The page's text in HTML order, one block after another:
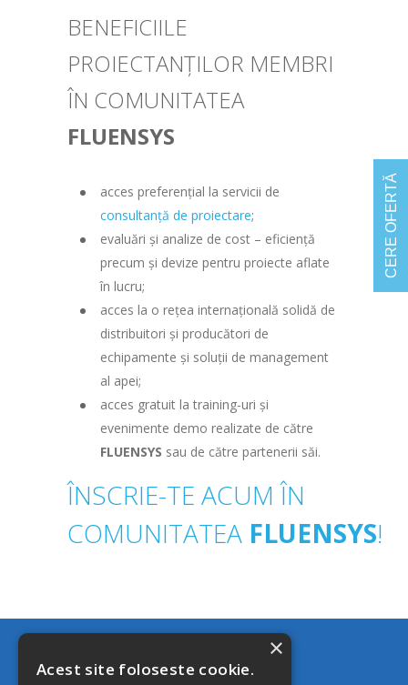
BENEFICIILE
PROIECTANȚILOR MEMBRI
ÎN COMUNITATEA
FLUENSYS
acces preferențial la servicii de
consultanță de proiectare;
evaluări și analize de cost – eficiență
precum și devize pentru proiecte aflate
în lucru;
acces la o rețea internațională solidă de
distribuitori și producători de
echipamente și soluții de management
al apei;
acces gratuit la training-uri și
evenimente demo realizate de către
FLUENSYS sau de către partenerii săi.
ÎNSCRIE-TE ACUM ÎN
COMUNITATEA FLUENSYS!
CERE OFERTĂ
CERE OFERTĂ
Acest site foloseste cookie.
×